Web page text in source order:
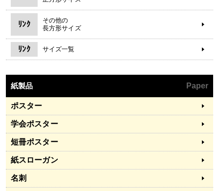
ﾘﾝｸ
その他の
長方形サイズ
ﾘﾝｸ サイズ一覧
紙製品 Paper
ポスター
学会ポスター
短冊ポスター
紙スローガン
名刺